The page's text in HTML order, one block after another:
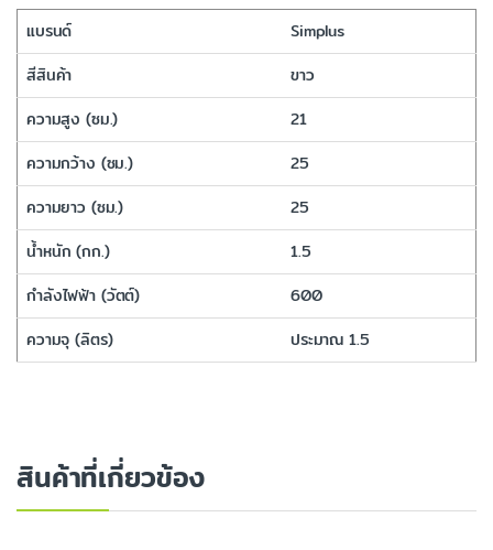
สินค้าที่เกี่ยวข้อง
แบรนด์
Simplus
สีสินค้า
ขาว
ความสูง (ซม.)
21
ความกว้าง (ซม.)
25
ความยาว (ซม.)
25
น้ำหนัก (กก.)
1.5
กำลังไฟฟ้า (วัตต์)
600
ความจุ (ลิตร)
ประมาณ 1.5